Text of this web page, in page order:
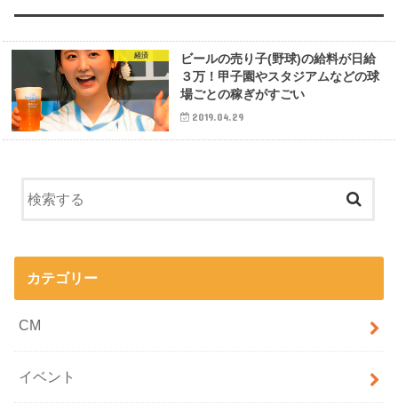
経済
ビールの売り子(野球)の給料が日給
３万！甲子園やスタジアムなどの球
場ごとの稼ぎがすごい
2019.04.29
カテゴリー
CM
イベント